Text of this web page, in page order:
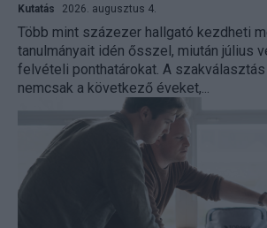
Kutatás 2026. augusztus 4.
Több mint százezer hallgató kezdheti
tanulmányait idén ősszel, miután július
felvételi ponthatárokat. A szakválasztás
nemcsak a következő éveket,...